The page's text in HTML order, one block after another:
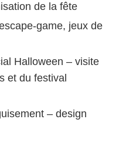
de la fête
game, jeux de
Halloween – visite
et du festival
– design